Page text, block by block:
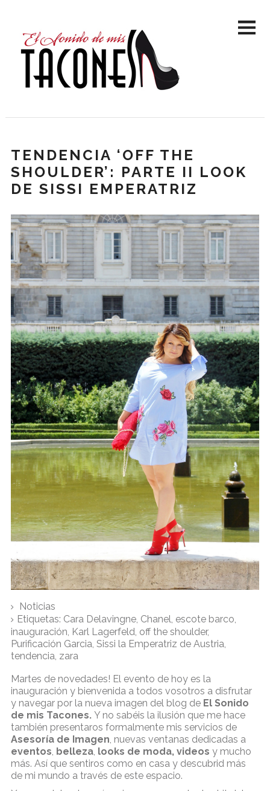
TENDENCIA ‘OFF THE
SHOULDER’: PARTE II LOOK
DE SISSI EMPERATRIZ
Noticias
Etiquetas: Cara Delavingne, Chanel, escote barco,
inauguración, Karl Lagerfeld, off the shoulder,
Purificación Garcia, Sissi la Emperatriz de Austria,
tendencia, zara
Martes de novedades! El evento de hoy es la
inauguración y bienvenida a todos vosotros a disfrutar
y navegar por la nueva imagen del blog de El Sonido
de mis Tacones. Y no sabéis la ilusión que me hace
también presentaros formalmente mis servicios de
Asesoría de Imagen, nuevas ventanas dedicadas a
eventos, belleza, looks de moda, videos y mucho
más. Así que sentiros como en casa y descubrid más
de mi mundo a través de este espacio.